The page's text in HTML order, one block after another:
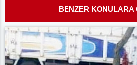
BENZER KONULARA